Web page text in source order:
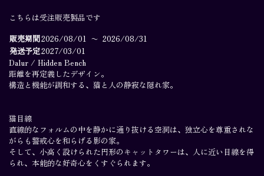
Dalur / Hidden Bench
Skuggi / Scratching Reg
Orka / Pour Over Bowl
Module
Inspired
Private Viewing
Contact
Account
Cart
Dalur / Hidden Bench
鉄媒染
To cart
こちらは受注販売製品です
販売期間2026/08/01 〜 2026/08/31
発送予定2027/03/01
Dalur / Hidden Bench
距離を再定義したデザイン。
構造と機能が調和する、猫と人の静寂な隠れ家。
猫目線
直線的なフォルムの中を静かに通り抜ける空洞は、独立心を尊重されな
がらも警戒心を和らげる影の家。
そして、小高く設けられた円形のキャットタワーは、人に近い目線を得
られ、本能的な好奇心をくすぐられます。